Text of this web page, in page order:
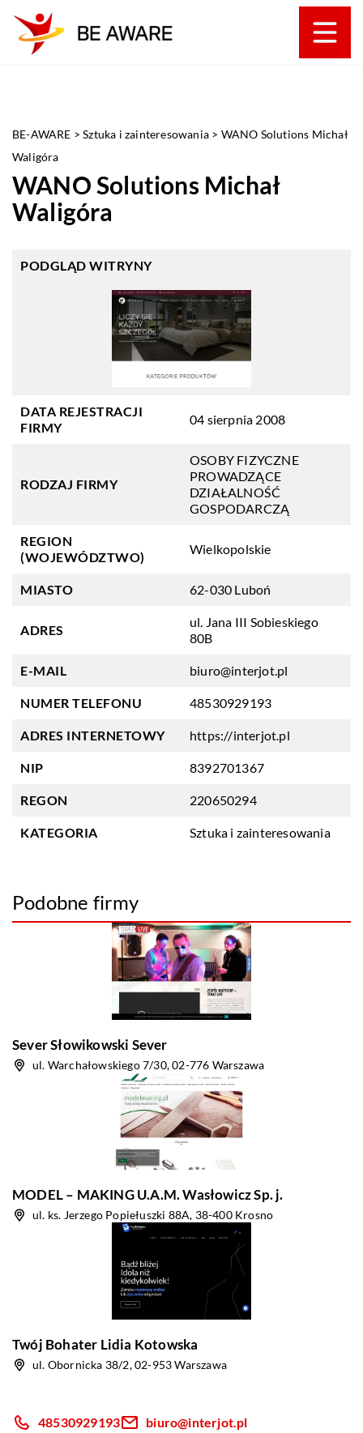
BE-AWARE >Sztuka i zainteresowania > WANO Solutions Michał
Waligóra
WANO Solutions Michał
Waligóra
PODGLĄD WITRYNY
DATA REJESTRACJI
FIRMY
04 sierpnia 2008
RODZAJ FIRMY
OSOBY FIZYCZNE
PROWADZĄCE
DZIAŁALNOŚĆ
GOSPODARCZĄ
REGION
(WOJEWÓDZTWO)
Wielkopolskie
MIASTO 62-030 Luboń
ADRES
ul. Jana III Sobieskiego
80B
E-MAIL biuro@interjot.pl
NUMER TELEFONU 48530929193
ADRES INTERNETOWY https://interjot.pl
NIP 8392701367
REGON 220650294
KATEGORIA Sztuka i zainteresowania
Podobne firmy
Sever Słowikowski Sever
ul. Warchałowskiego 7/30, 02-776 Warszawa
MODEL – MAKING U.A.M. Wasłowicz Sp. j.
ul. ks. Jerzego Popiełuszki 88A, 38-400 Krosno
Twój Bohater Lidia Kotowska
ul. Obornicka 38/2, 02-953 Warszawa
48530929193
biuro@interjot.pl